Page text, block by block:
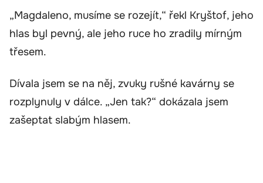
„Magdaleno, musíme se rozejít,“ řekl Kryštof, jeho
hlas byl pevný, ale jeho ruce ho zradily mírným
třesem.
Dívala jsem se na něj, zvuky rušné kavárny se
rozplynuly v dálce. „Jen tak?“ dokázala jsem
zašeptat slabým hlasem.